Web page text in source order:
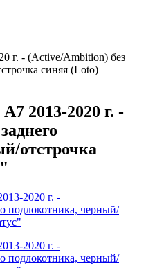
г. - (Active/Ambition) без
синяя (Loto)
2013-2020 г. -
отстрочка